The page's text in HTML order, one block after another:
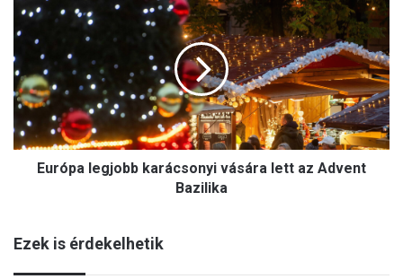
a
d
a
s
g
y
r
ó
p
a
e
g
k
Európa legjobb karácsonyi vására lett az Advent
Bazilika
Ezek is érdekelhetik